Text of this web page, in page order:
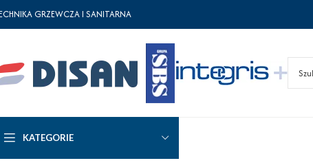
GRZEWCZA I SANITARNA
KATEGORIE